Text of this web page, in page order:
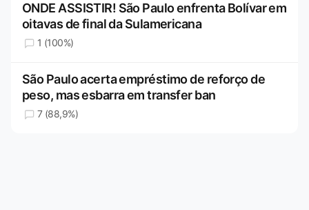
ONDE ASSISTIR! São Paulo enfrenta Bolívar em
oitavas de final da Sulamericana
1 (100%)
São Paulo acerta empréstimo de reforço de
peso, mas esbarra em transfer ban
7 (88,9%)